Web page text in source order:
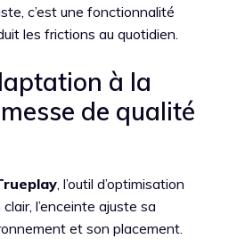
c’est une fonctionnalité
les frictions au quotidien.
à la
de qualité
, l’outil d’optimisation
l’enceinte ajuste sa
et son placement.